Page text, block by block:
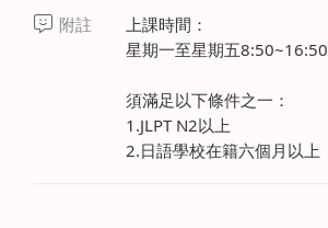
附註
上課時間：
星期一至星期五8:50~16:50
須滿足以下條件之一：
1.JLPT N2以上
2.日語學校在籍六個月以上